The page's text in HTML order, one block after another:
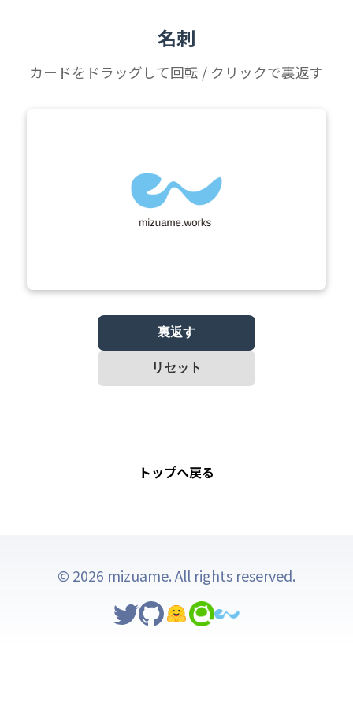
名刺
カードをドラッグして回転 / クリックで裏返す
裏返す
リセット
トップへ戻る
© 2026 mizuame. All rights reserved.
TwitterGitHubHugging Face
Qiitamizuame.app